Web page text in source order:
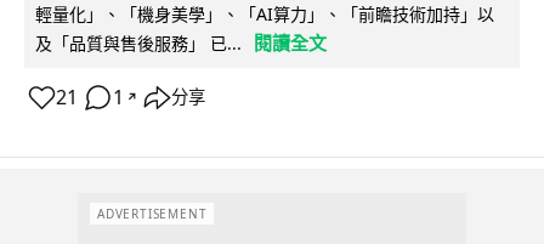
輕量化」、「機身美學」、「AI算力」、「前瞻技術加持」以
及「品質與售後服務」 已...
閱讀全文
21 1 ↗ 分享
ADVERTISEMENT